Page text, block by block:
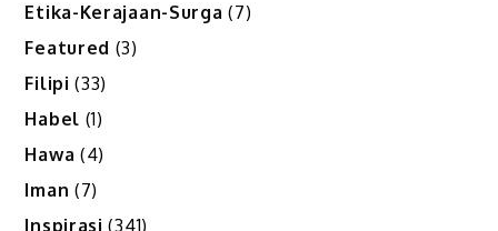
Etika-Kerajaan-Surga (7)
Featured (3)
Filipi (33)
Habel (1)
Hawa (4)
Iman (7)
Inspirasi (341)